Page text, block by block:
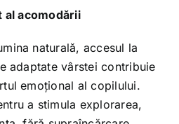
al acomodării
naturală, accesul la
adaptate vârstei contribuie
emoțional al copilului.
a stimula explorarea,